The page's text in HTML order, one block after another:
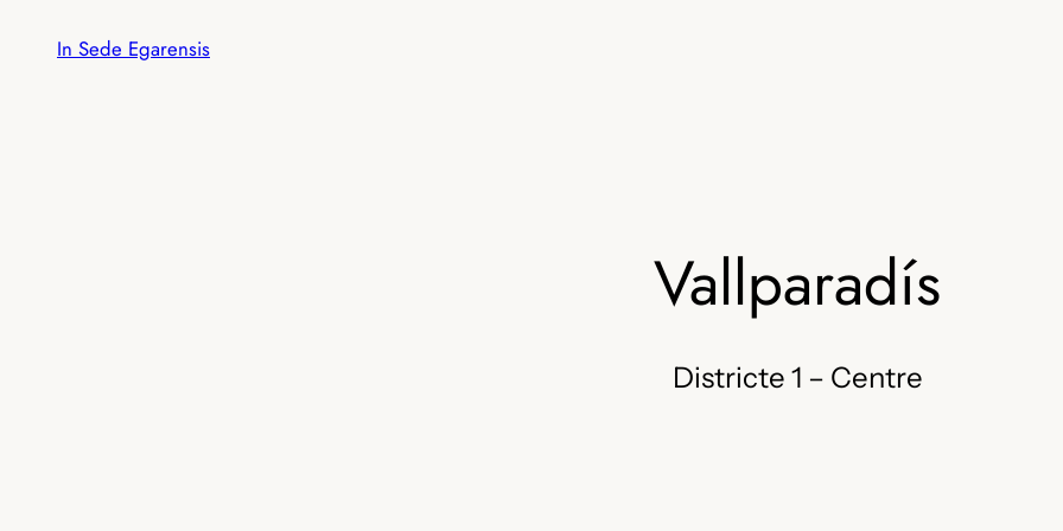
In Sede Egarensis
Vallparadís
Districte 1 – Centre